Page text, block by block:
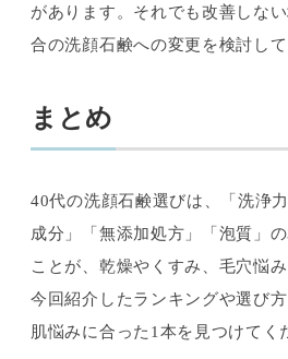
があります。それでも改善しな
合の洗顔石鹸への変更を検討して
まとめ
40代の洗顔石鹸選びは、「洗浄
成分」「無添加処方」「泡質」
ことが、乾燥やくすみ、毛穴悩
今回紹介したランキングや選び
肌悩みに合った1本を見つけてく